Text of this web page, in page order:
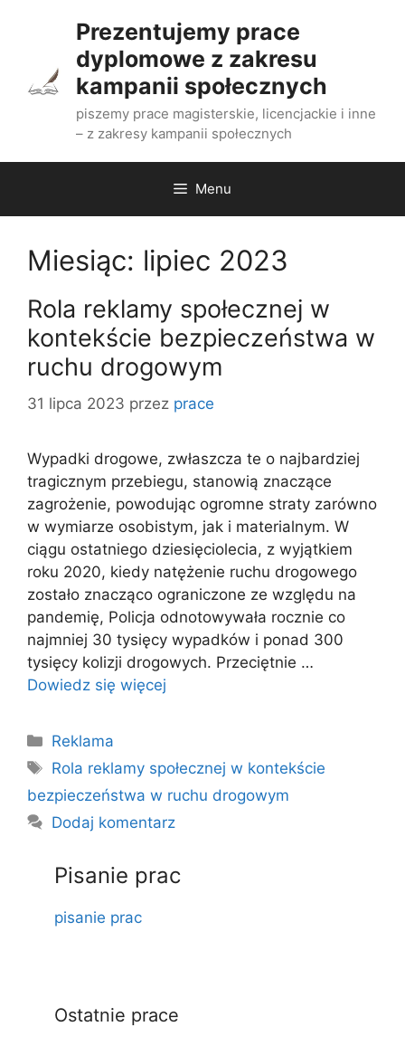
Prezentujemy prace
dyplomowe z zakresu
kampanii społecznych
piszemy prace magisterskie, licencjackie i inne
– z zakresy kampanii społecznych
Menu
Miesiąc: lipiec 2023
Rola reklamy społecznej w
kontekście bezpieczeństwa w
ruchu drogowym
31 lipca 2023 przez prace
Wypadki drogowe, zwłaszcza te o najbardziej
tragicznym przebiegu, stanowią znaczące
zagrożenie, powodując ogromne straty zarówno
w wymiarze osobistym, jak i materialnym. W
ciągu ostatniego dziesięciolecia, z wyjątkiem
roku 2020, kiedy natężenie ruchu drogowego
zostało znacząco ograniczone ze względu na
pandemię, Policja odnotowywała rocznie co
najmniej 30 tysięcy wypadków i ponad 300
tysięcy kolizji drogowych. Przeciętnie …
Dowiedz się więcej
Kategorie
Reklama
Tagi
Rola reklamy społecznej w kontekście
bezpieczeństwa w ruchu drogowym
Dodaj komentarz
Pisanie prac
pisanie prac
Ostatnie prace